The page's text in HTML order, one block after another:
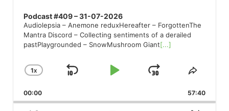
Podcast #409 – 31-07-2026
Audiolepsia – Anemone reduxHereafter – ForgottenThe
Mantra Discord – Collecting sentiments of a derailed
pastPlaygrounded – SnowMushroom Giant[...]
CHANGE
RATE
1X
SKIP
PLAYJUMP
FORWARD
SHARE
00:00 57:40